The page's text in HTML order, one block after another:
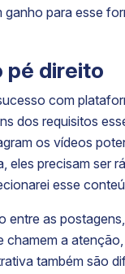
ganho para esse
pé direito
com
dos requisitos
os vídeos
eles precisam ser
esse
entre as
chamem a
também são